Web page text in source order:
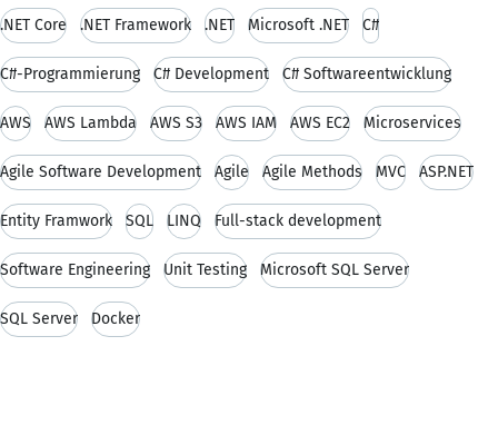
.NET Core .NET Framework .NET Microsoft .NET C#
C#-Programmierung C# Development C# Softwareentwicklung
AWS AWS Lambda AWS S3 AWS IAM AWS EC2 Microservices
Agile Software Development Agile Agile Methods MVC ASP.NET
Entity Framwork SQL LINQ Full-stack development
Software Engineering Unit Testing Microsoft SQL Server
SQL Server Docker